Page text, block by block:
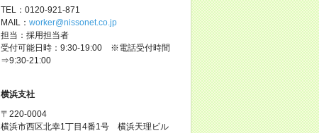
TEL：0120-921-871
MAIL： worker@nissonet.co.jp
担当：採用担当者
受付可能日時：9:30-19:00 ※電話受付時間
⇒9:30-21:00
横浜支社
〒220-0004
横浜市西区北幸1丁目4番1号 横浜天理ビル